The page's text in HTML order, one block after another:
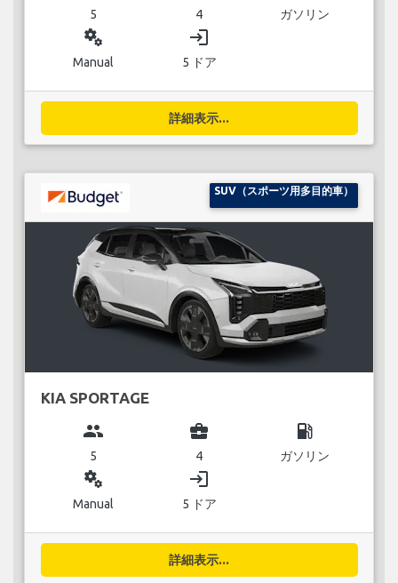
5 4 ガソリン
miscellaneous_services
Manual
login
5 ドア
詳細表示...
SUV（スポーツ用多目的車）
KIA SPORTAGE
group
5
business_center
4
local_gas_station
ガソリン
miscellaneous_services
Manual
login
5 ドア
詳細表示...